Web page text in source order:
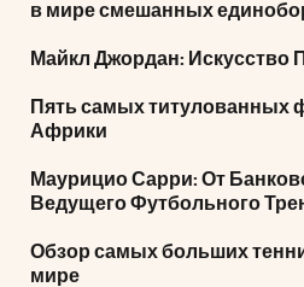
в мире смешанных
Майкл Джордан: Искусство
Пять самых титулованных
Африки
Маурицио Сарри: От
Ведущего Футбольного
Обзор самых больших
мире